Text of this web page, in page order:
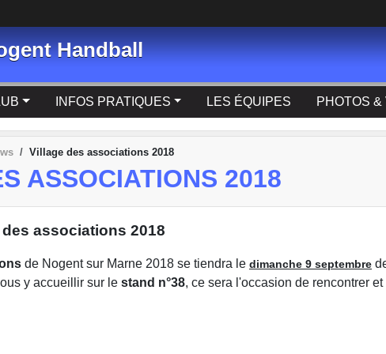
Handball
INFOS PRATIQUES LES ÉQUIPES PHOTOS &
Village des associations 2018
ASSOCIATIONS 2018
associations 2018
de Nogent sur Marne 2018 se tiendra le dimanche 9 septembre
y accueillir sur le stand n°38, ce sera l'occasion de rencontrer